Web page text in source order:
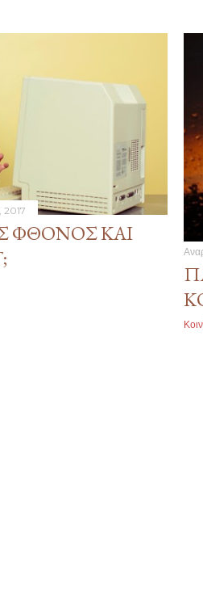
2017
ΦΘΌΝΟΣ ΚΑΙ